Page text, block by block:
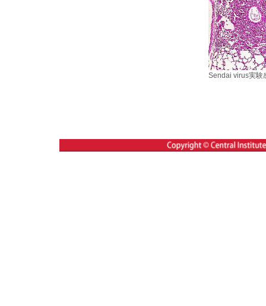
Sendai virus実験